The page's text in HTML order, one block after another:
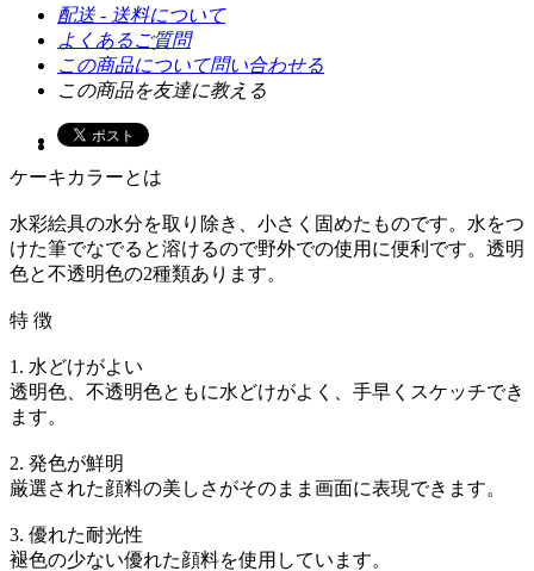
配送 - 送料について
よくあるご質問
この商品について問い合わせる
この商品を友達に教える
ケーキカラーとは
水彩絵具の水分を取り除き、小さく固めたものです。水をつ
けた筆でなでると溶けるので野外での使用に便利です。透明
色と不透明色の2種類あります。
特 徴
1. 水どけがよい
透明色、不透明色ともに水どけがよく、手早くスケッチでき
ます。
2. 発色が鮮明
厳選された顔料の美しさがそのまま画面に表現できます。
3. 優れた耐光性
褪色の少ない優れた顔料を使用しています。